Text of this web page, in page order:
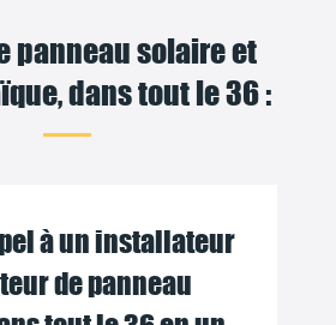
panneau solaire et
dans tout le 36 :
à un installateur
de panneau